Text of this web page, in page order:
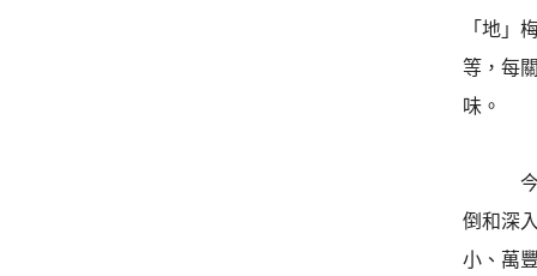
「地」
等，每
味。
今年
倒和深
小、萬